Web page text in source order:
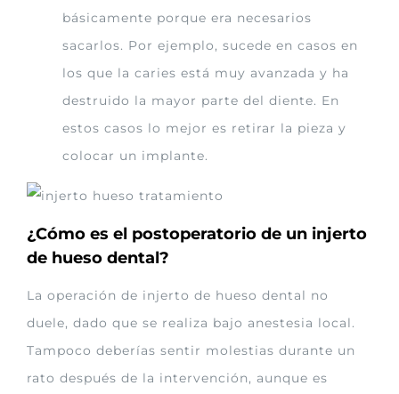
básicamente porque era necesarios
sacarlos. Por ejemplo, sucede en casos en
los que la caries está muy avanzada y ha
destruido la mayor parte del diente. En
estos casos lo mejor es retirar la pieza y
colocar un implante.
¿Cómo es el postoperatorio de un injerto
de hueso dental?
La operación de injerto de hueso dental no
duele, dado que se realiza bajo anestesia local.
Tampoco deberías sentir molestias durante un
rato después de la intervención, aunque es